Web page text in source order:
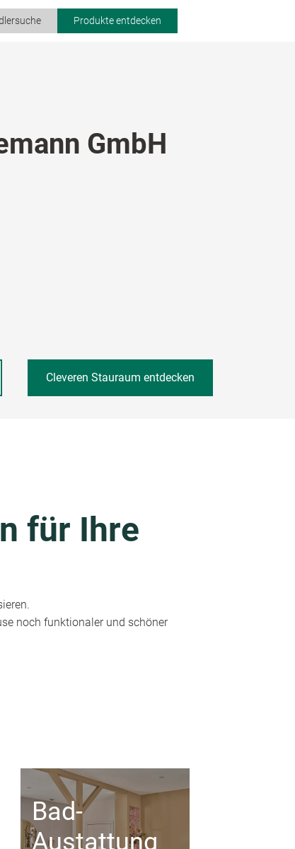
Produkte entdecken
GmbH
Cleveren Stauraum entdecken
für Ihre
noch funktionaler und schöner
Bad-
Austattung